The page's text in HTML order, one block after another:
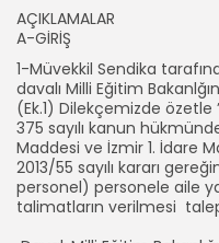
AÇIKLAMALAR
A-GİRİŞ
1-Müvekkil Sendika
davalı Milli Eğitim
(Ek.1) Dilekçemizde özetle
375 sayılı kanun
Maddesi ve İzmir 1. İdare
2013/55 sayılı kararı
personel) personele aile
talimatların verilmesi